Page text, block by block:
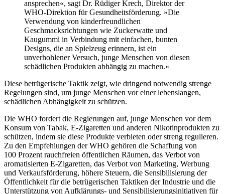
ansprechen«, sagt Dr. Rüdiger Krech, Direktor der
WHO-Direktion für Gesundheitsförderung. »Die
Verwendung von kinderfreundlichen
Geschmacksrichtungen wie Zuckerwatte und
Kaugummi in Verbindung mit einfachen, bunten
Designs, die an Spielzeug erinnern, ist ein
unverhohlener Versuch, junge Menschen von diesen
schädlichen Produkten abhängig zu machen.«
Diese betrügerische Taktik zeigt, wie dringend notwendig strenge
Regelungen sind, um junge Menschen vor einer lebenslangen,
schädlichen Abhängigkeit zu schützen.
Die WHO fordert die Regierungen auf, junge Menschen vor dem
Konsum von Tabak, E-Zigaretten und anderen Nikotinprodukten zu
schützen, indem sie diese Produkte verbieten oder streng regulieren.
Zu den Empfehlungen der WHO gehören die Schaffung von
100 Prozent rauchfreien öffentlichen Räumen, das Verbot von
aromatisierten E-Zigaretten, das Verbot von Marketing, Werbung
und Verkaufsförderung, höhere Steuern, die Sensibilisierung der
Öffentlichkeit für die betrügerischen Taktiken der Industrie und die
Unterstützung von Aufklärungs- und Sensibilisierungsinitiativen für